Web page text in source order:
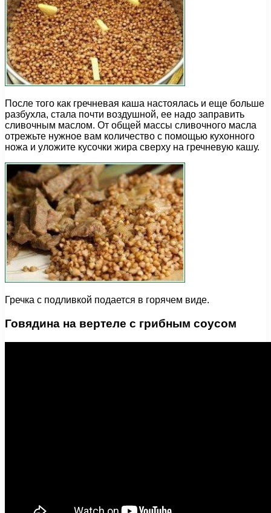
После того как гречневая каша настоялась и еще больше
разбухла, стала почти воздушной, ее надо заправить
сливочным маслом. От общей массы сливочного масла
отрежьте нужное вам количество с помощью кухонного
ножа и уложите кусочки жира сверху на гречневую кашу.
Гречка с подливкой подается в горячем виде.
Говядина на вертеле с грибным соусом